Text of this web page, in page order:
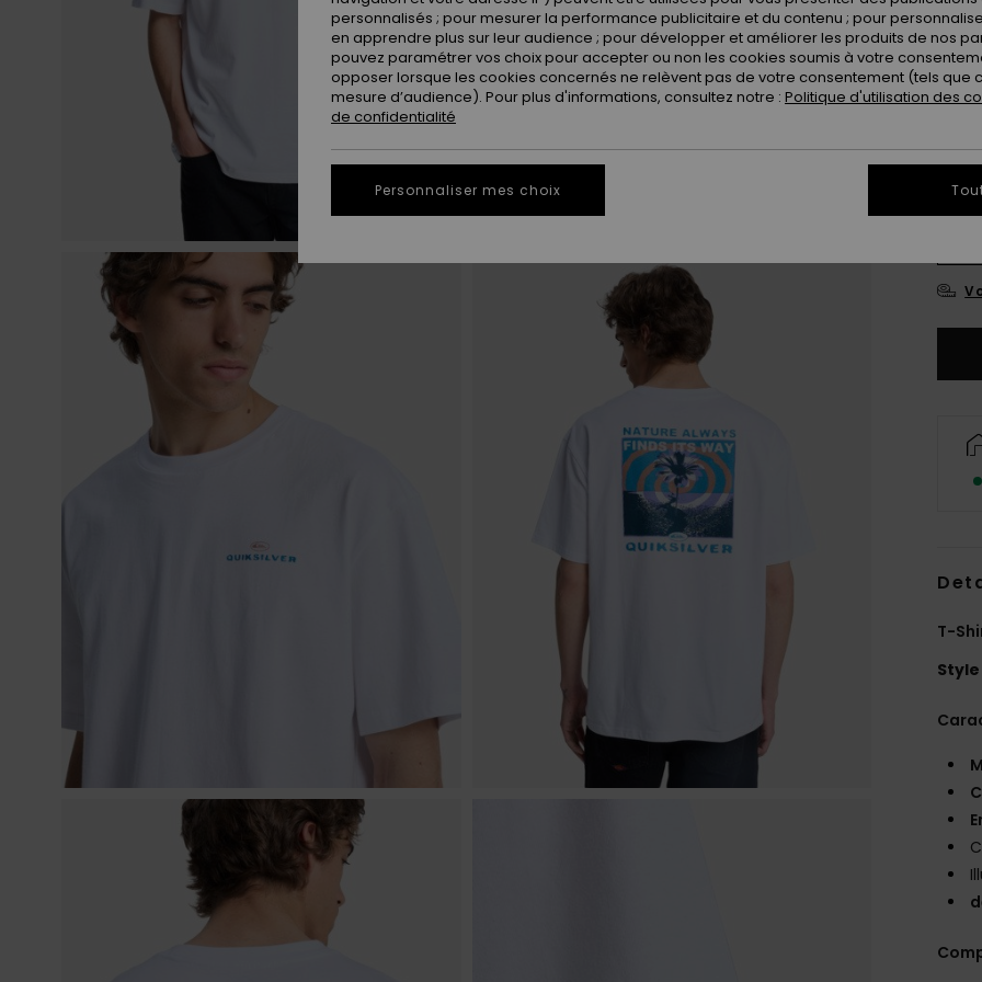
T-
Style
personnalisés ; pour mesurer la performance publicitaire et du contenu ; pour
en apprendre plus sur leur audience ; pour développer et améliorer les produits de nos
pouvez paramétrer vos choix pour accepter ou non les cookies soumis à votre
opposer lorsque les cookies concernés ne relèvent pas de votre consentement (tels que
mesure d’audience). Pour plus d'informations, consultez notre : Politique d'utilisation des
de confidentialité
Personnaliser mes choix